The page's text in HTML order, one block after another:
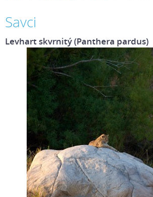
Savci
Levhart skvrnitý (Panthera pardus)